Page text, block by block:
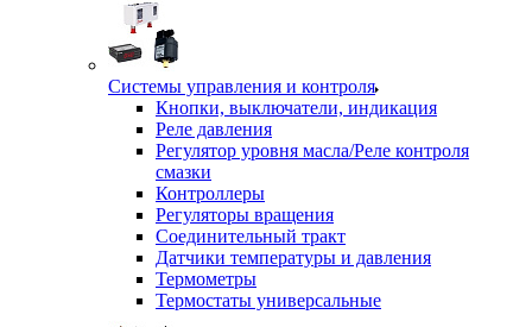
Системы управления и контроля
Кнопки, выключатели, индикация
Реле давления
Регулятор уровня масла/Реле контроля
смазки
Контроллеры
Регуляторы вращения
Соединительный тракт
Датчики температуры и давления
Термометры
Термостаты универсальные